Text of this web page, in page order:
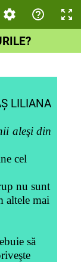
LILIANA
aleşi din
cel
nu sunt
altele mai
să